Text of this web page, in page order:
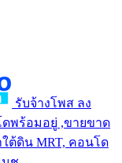
รับจ้างโพส ลง
พร้อมอยู่ ,ขายขาด
ต้ดิน MRT, คอนโด